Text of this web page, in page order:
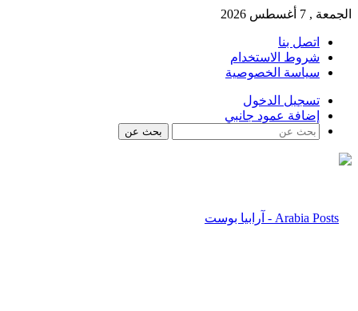
الجمعة , 7 أغسطس 2026
اتصل بنا
شروط الاستخدام
سياسة الخصوصية
تسجيل الدخول
إضافة عمود جانبي
بحث عن